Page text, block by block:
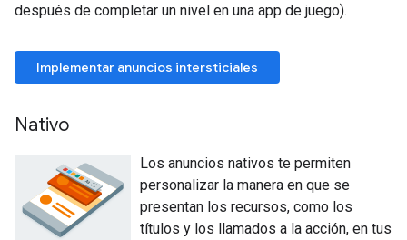
después de completar un nivel en una app de juego).
Implementar anuncios intersticiales
Nativo
Los anuncios nativos te permiten
personalizar la manera en que se
presentan los recursos, como los
títulos y los llamados a la acción, en tus